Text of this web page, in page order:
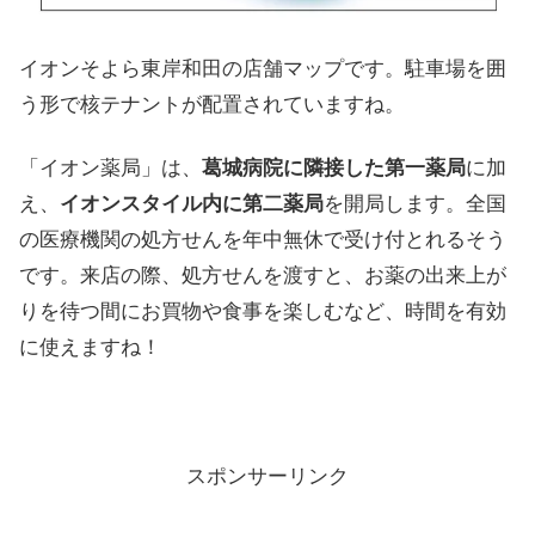
イオンそよら東岸和田の店舗マップです。駐車場を囲
う形で核テナントが配置されていますね。
「イオン薬局」は、 葛城病院に隣接した第一薬局に加
え、 イオンスタイル内に第二薬局を開局します。全国
の医療機関の処方せんを年中無休で受け付とれるそう
です。来店の際、処方せんを渡すと、お薬の出来上が
りを待つ間にお買物や食事を楽しむなど、時間を有効
に使えますね！
スポンサーリンク